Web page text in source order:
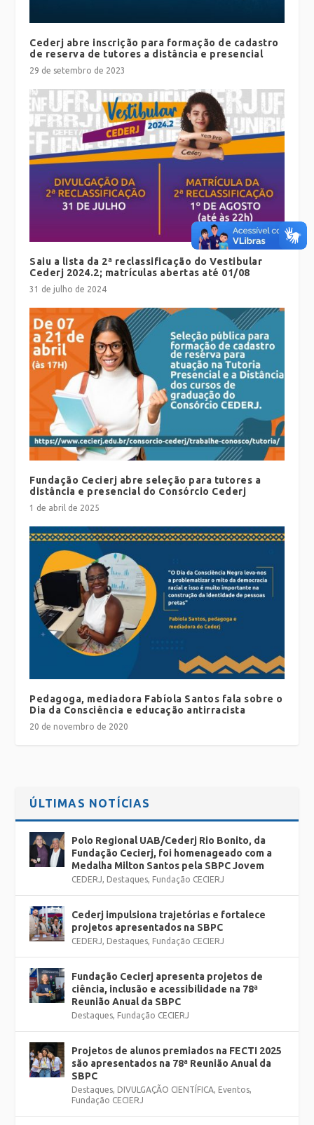
Cederj abre inscrição para formação de cadastro
de reserva de tutores a distância e presencial
29 de setembro de 2023
Saiu a lista da 2ª reclassificação do Vestibular
Cederj 2024.2; matrículas abertas até 01/08
31 de julho de 2024
Fundação Cecierj abre seleção para tutores a
distância e presencial do Consórcio Cederj
1 de abril de 2025
Pedagoga, mediadora Fabíola Santos fala sobre o
Dia da Consciência e educação antirracista
20 de novembro de 2020
ÚLTIMAS NOTÍCIAS
Polo Regional UAB/Cederj Rio Bonito, da
Fundação Cecierj, foi homenageado com a
Medalha Milton Santos pela SBPC Jovem
CEDERJ, Destaques, Fundação CECIERJ
Cederj impulsiona trajetórias e fortalece
projetos apresentados na SBPC
CEDERJ, Destaques, Fundação CECIERJ
Fundação Cecierj apresenta projetos de
ciência, inclusão e acessibilidade na 78ª
Reunião Anual da SBPC
Destaques, Fundação CECIERJ
Projetos de alunos premiados na FECTI 2025
são apresentados na 78ª Reunião Anual da
SBPC
Destaques, DIVULGAÇÃO CIENTÍFICA, Eventos,
Fundação CECIERJ